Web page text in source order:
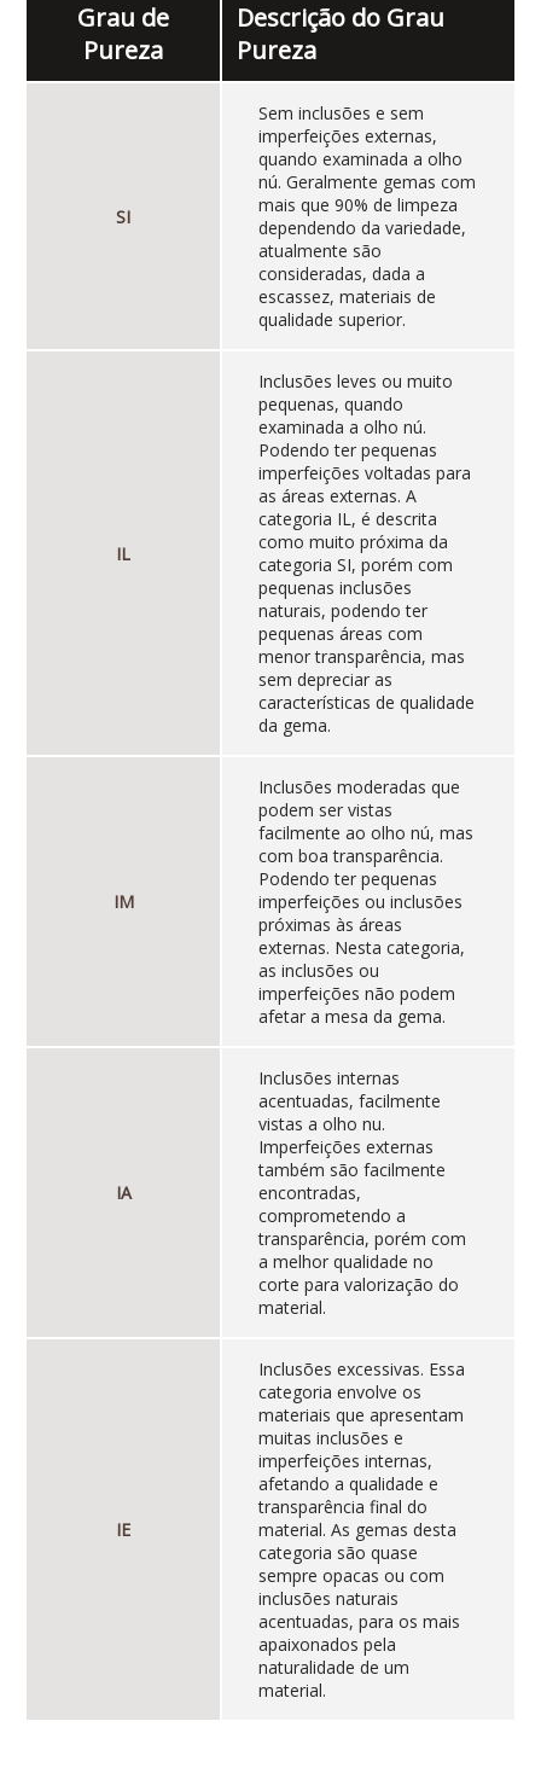
Grau de
Pureza
Descrição do Grau
Pureza
SI
Sem inclusões e sem
imperfeições externas,
quando examinada a olho
nú. Geralmente gemas com
mais que 90% de limpeza
dependendo da variedade,
atualmente são
consideradas, dada a
escassez, materiais de
qualidade superior.
IL
Inclusões leves ou muito
pequenas, quando
examinada a olho nú.
Podendo ter pequenas
imperfeições voltadas para
as áreas externas. A
categoria IL, é descrita
como muito próxima da
categoria SI, porém com
pequenas inclusões
naturais, podendo ter
pequenas áreas com
menor transparência, mas
sem depreciar as
características de qualidade
da gema.
IM
Inclusões moderadas que
podem ser vistas
facilmente ao olho nú, mas
com boa transparência.
Podendo ter pequenas
imperfeições ou inclusões
próximas às áreas
externas. Nesta categoria,
as inclusões ou
imperfeições não podem
afetar a mesa da gema.
IA
Inclusões internas
acentuadas, facilmente
vistas a olho nu.
Imperfeições externas
também são facilmente
encontradas,
comprometendo a
transparência, porém com
a melhor qualidade no
corte para valorização do
material.
IE
Inclusões excessivas. Essa
categoria envolve os
materiais que apresentam
muitas inclusões e
imperfeições internas,
afetando a qualidade e
transparência final do
material. As gemas desta
categoria são quase
sempre opacas ou com
inclusões naturais
acentuadas, para os mais
apaixonados pela
naturalidade de um
material.